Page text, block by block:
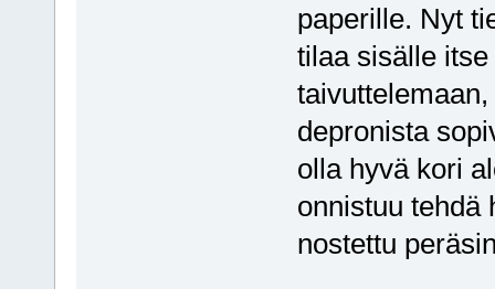
paperille. Nyt
tilaa sisälle
depronista
olla hyvä kori
onnistuu tehdä
nostettu